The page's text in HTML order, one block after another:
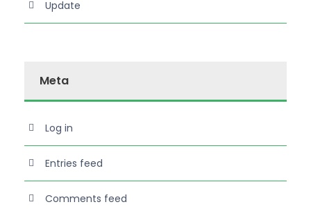
Update
Meta
Log in
Entries feed
Comments feed